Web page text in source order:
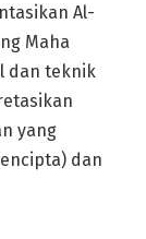
Al-
Maha
dan teknik
yang
dan